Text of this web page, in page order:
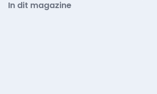
In dit magazine